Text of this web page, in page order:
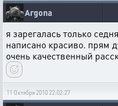
Argona
я зарегалась только
написано красиво. прям
очень качественный
11 Октября 2010 22:02:27